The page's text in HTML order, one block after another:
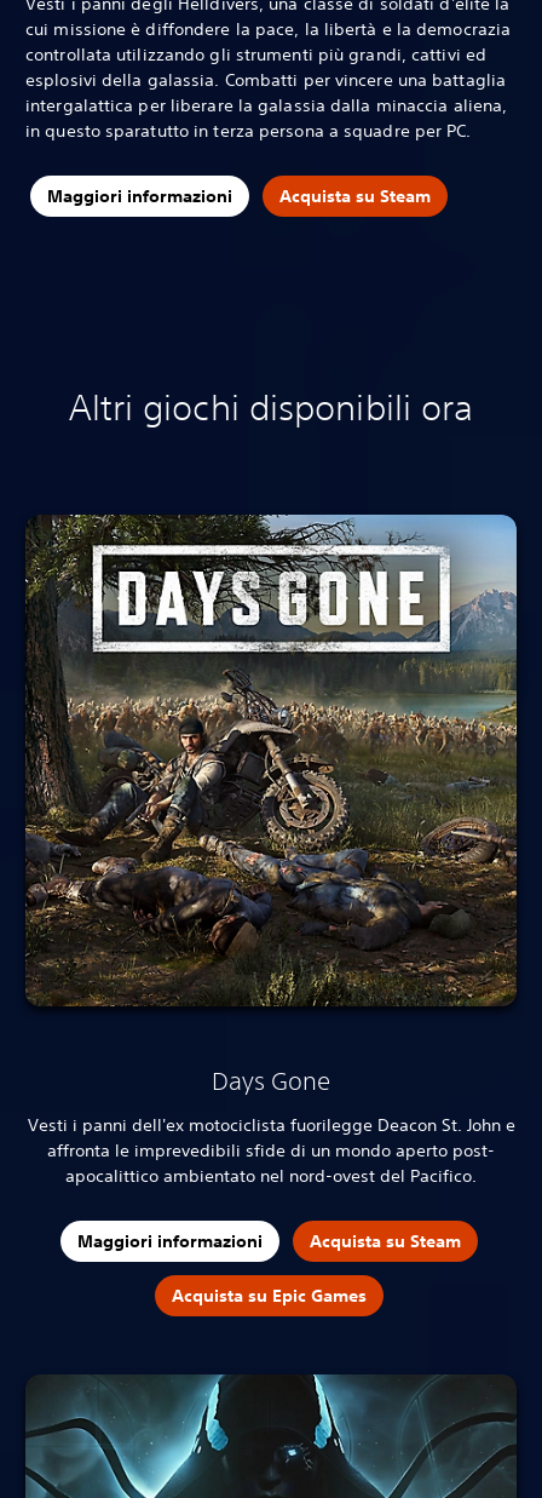
cui missione è diffondere la pace, la libertà e la democrazia
controllata utilizzando gli strumenti più grandi, cattivi ed
esplosivi della galassia. Combatti per vincere una battaglia
intergalattica per liberare la galassia dalla minaccia aliena,
in questo sparatutto in terza persona a squadre per PC.
Maggiori informazioni Acquista su Steam
Altri giochi disponibili ora
Days Gone
Vesti i panni dell'ex motociclista fuorilegge Deacon St. John e
affronta le imprevedibili sfide di un mondo aperto post-
apocalittico ambientato nel nord-ovest del Pacifico.
Maggiori informazioni Acquista su Steam
Acquista su Epic Games